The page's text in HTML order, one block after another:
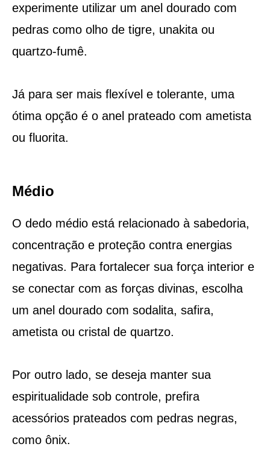
experimente utilizar um anel dourado com
pedras como olho de tigre, unakita ou
quartzo-fumê.
Já para ser mais flexível e tolerante, uma
ótima opção é o anel prateado com ametista
ou fluorita.
Médio
O dedo médio está relacionado à sabedoria,
concentração e proteção contra energias
negativas. Para fortalecer sua força interior e
se conectar com as forças divinas, escolha
um anel dourado com sodalita, safira,
ametista ou cristal de quartzo.
Por outro lado, se deseja manter sua
espiritualidade sob controle, prefira
acessórios prateados com pedras negras,
como ônix.